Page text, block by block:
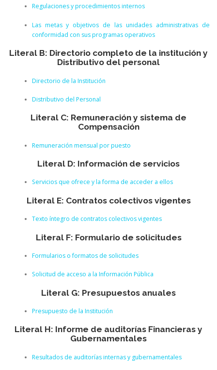
Regulaciones y procedimientos internos
Las metas y objetivos de las unidades administrativas de
conformidad con sus programas operativos
Literal B: Directorio completo de la institución y
Distributivo del personal
Directorio de la Institución
Distributivo del Personal
Literal C: Remuneración y sistema de
Compensación
Remuneración mensual por puesto
Literal D: Información de servicios
Servicios que ofrece y la forma de acceder a ellos
Literal E: Contratos colectivos vigentes
Texto íntegro de contratos colectivos vigentes
Literal F: Formulario de solicitudes
Formularios o formatos de solicitudes
Solicitud de acceso a la Información Pública
Literal G: Presupuestos anuales
Presupuesto de la Institución
Literal H: Informe de auditorías Financieras y
Gubernamentales
Resultados de auditorías internas y gubernamentales